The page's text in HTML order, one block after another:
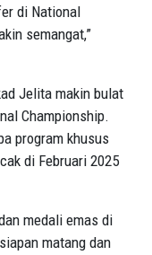
di National
semangat,”
Jelita makin bulat
Championship.
program khusus
di Februari 2025
medali emas di
matang dan